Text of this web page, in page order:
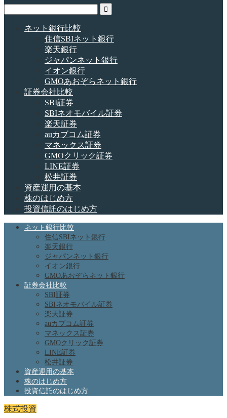
ネット銀行比較
住信SBIネット銀行
楽天銀行
ジャパンネット銀行
イオン銀行
GMOあおぞらネット銀行
証券会社比較
SBI証券
SBIネオモバイル証券
楽天証券
auカブコム証券
マネックス証券
GMOクリック証券
LINE証券
松井証券
資産運用の基本
株のはじめ方
投資信託のはじめ方
ネット銀行比較
住信SBIネット銀行
楽天銀行
ジャパンネット銀行
イオン銀行
GMOあおぞらネット銀行
証券会社比較
SBI証券
SBIネオモバイル証券
楽天証券
auカブコム証券
マネックス証券
GMOクリック証券
LINE証券
松井証券
資産運用の基本
株のはじめ方
投資信託のはじめ方
株式投資